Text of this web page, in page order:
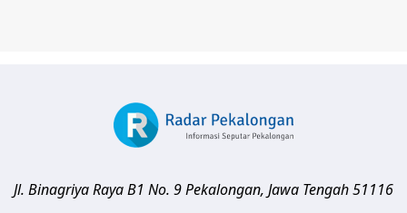
Jl. Binagriya Raya B1 No. 9Pekalongan, Jawa Tengah51116